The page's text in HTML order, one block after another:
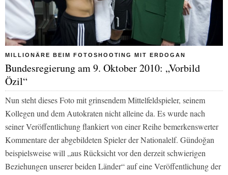
MILLIONÄRE BEIM FOTOSHOOTING MIT ERDOGAN
Bundesregierung am 9. Oktober 2010: „Vorbild
Özil“
Nun steht dieses Foto mit grinsendem Mittelfeldspieler, seinem
Kollegen und dem Autokraten nicht alleine da. Es wurde nach
seiner Veröffentlichung flankiert von einer Reihe bemerkenswerter
Kommentare der abgebildeten Spieler der Nationalelf. Gündoğan
beispielsweise will „aus Rücksicht vor den derzeit schwierigen
Beziehungen unserer beiden Länder“ auf eine Veröffentlichung der